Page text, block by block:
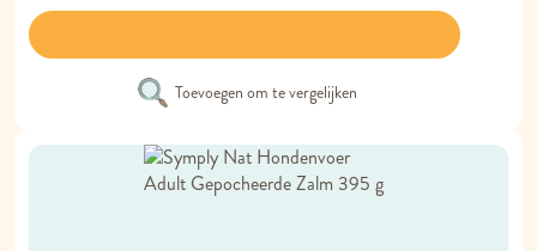
Toevoegen om te vergelijken